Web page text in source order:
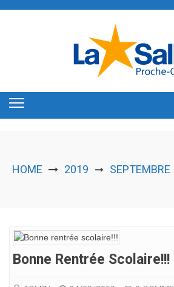
HOME 2019 ➞ SEPTEMBRE
Bonne Rentrée Scolaire!!!